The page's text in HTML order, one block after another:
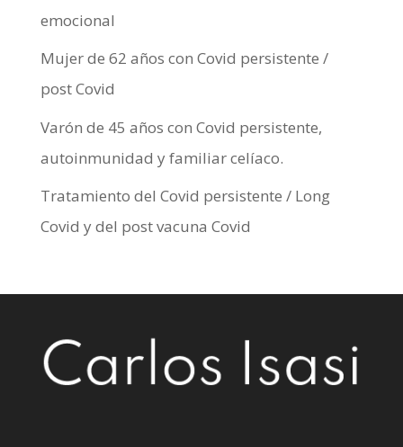
emocional
Mujer de 62 años con Covid persistente /
post Covid
Varón de 45 años con Covid persistente,
autoinmunidad y familiar celíaco.
Tratamiento del Covid persistente / Long
Covid y del post vacuna Covid